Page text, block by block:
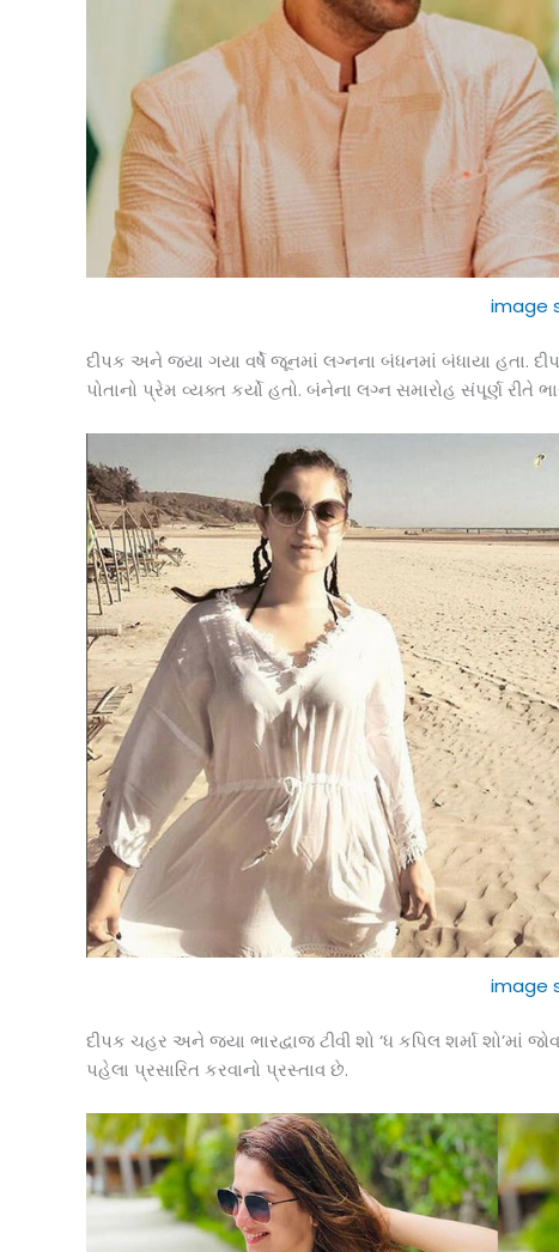
image
દીપક અને જયા ગયા વર્ષે જૂનમાં લગ્નના બંધનમાં બંધાયા હતા.
પોતાનો પ્રેમ વ્યક્ત કર્યો હતો. બંનેના લગ્ન સમારોહ સંપૂર્ણ રીતે
image
દીપક ચહર અને જયા ભારદ્વાજ ટીવી શો ‘ધ કપિલ શર્મા
પહેલા પ્રસારિત કરવાનો પ્રસ્તાવ છે.